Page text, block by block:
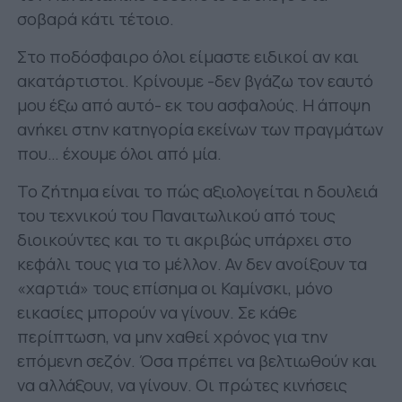
σοβαρά κάτι τέτοιο.
Στο ποδόσφαιρο όλοι είμαστε ειδικοί αν και
ακατάρτιστοι. Κρίνουμε -δεν βγάζω τον εαυτό
μου έξω από αυτό- εκ του ασφαλούς. Η άποψη
ανήκει στην κατηγορία εκείνων των πραγμάτων
που… έχουμε όλοι από μία.
Το ζήτημα είναι το πώς αξιολογείται η δουλειά
του τεχνικού του Παναιτωλικού από τους
διοικούντες και το τι ακριβώς υπάρχει στο
κεφάλι τους για το μέλλον. Αν δεν ανοίξουν τα
«χαρτιά» τους επίσημα οι Καμίνσκι, μόνο
εικασίες μπορούν να γίνουν. Σε κάθε
περίπτωση, να μην χαθεί χρόνος για την
επόμενη σεζόν. Όσα πρέπει να βελτιωθούν και
να αλλάξουν, να γίνουν. Οι πρώτες κινήσεις